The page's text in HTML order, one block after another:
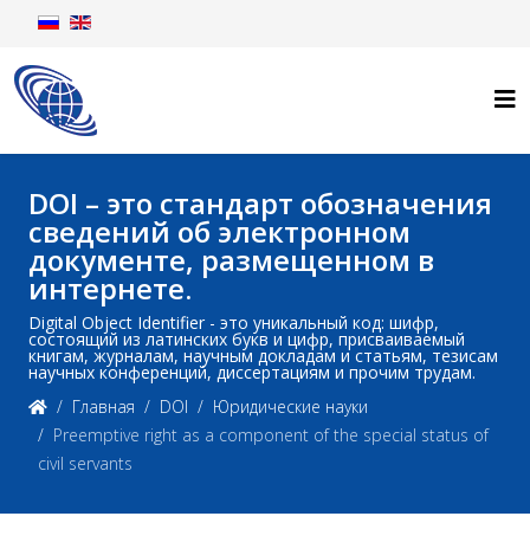
DOI – это стандарт обозначения
сведений об электронном
документе, размещенном в
интернете.
Digital Object Identifier - это уникальный код: шифр,
состоящий из латинских букв и цифр, присваиваемый
книгам, журналам, научным докладам и статьям, тезисам
научных конференций, диссертациям и прочим трудам.
Главная
DOI
Юридические науки
Preemptive right as a component of the special status of
civil servants